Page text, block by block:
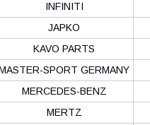
INFINITI
JAPKO
KAVO PARTS
SPORT GERMANY
MERCEDES-BENZ
MERTZ